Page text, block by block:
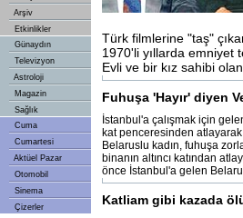
Arşiv
Etkinlikler
Günaydın
Televizyon
Astroloji
Magazin
Sağlık
Cuma
Cumartesi
Aktüel Pazar
Otomobil
Sinema
Çizerler
Türk filmlerine "taş"
1970'li yıllarda emniyet
Evli ve bir kız sahibi
Fuhuşa 'Hayır' diyen
İstanbul'a çalışmak için
kat penceresinden atlayarak
Belaruslu kadın, fuhuşa
binanın altıncı katından
önce İstanbul'a gelen
Katliam gibi kazada